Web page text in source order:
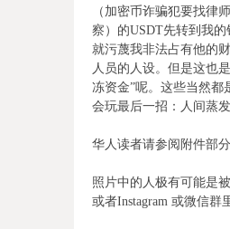
（加密币诈骗犯要找律
察）的USDT先转到我
就污蔑我非法占有他的
人员的人设。但是这也
冻资金”呢。这些当然都
会玩最后一招：人间蒸发
华人读者请参阅附件部分
照片中的人极有可能是
或者Instagram 或微信群